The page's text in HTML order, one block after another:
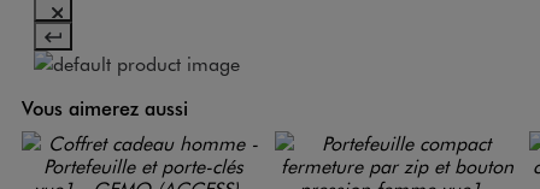
Vous aimerez aussi